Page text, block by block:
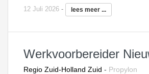
12 Juli 2026 - lees meer ...
Werkvoorbereider
Regio Zuid-Holland Zuid - Propylon